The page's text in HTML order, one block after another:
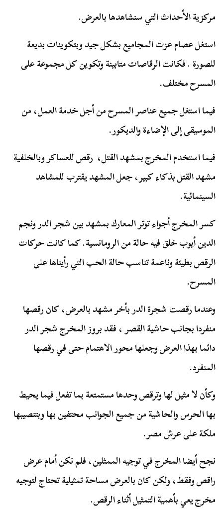
مركزية الأحداث التي سنشاهدها بالعرض.
استغل عصام عزت المجاميع بشكل جيد وبتكوينات بديعة
للصورة . فكانت الرقاصات متابينة وتكوين كل مجموعة على
المسرح مختلف.
فيما استغل جميع عناصر المسرح من أجل خدمة العمل، من
الموسيقى إلى الإضاءة والديكور.
فيما استخدم المخرج بمشهد القتل، رقص للعساكر وبالخلفية
مشهد القتل بذكاء كبير، جعل المشهد يقترب للمشاهد
السينمائية.
كسر المخرج أجواء توتر المعارك بمشهد بين شجر الدر ونجم
الدين أيوب خلق فيه حالة من الرومانسية. كما كانت حركات
الرقص بطيئة وناعمة تناسب حالة الحب التي رأيناها على
المسرح.
وعندما رقصت شجرة الدر بأخر مشهد بالعرض، كان رقصها
منفردا بجانب حاشية القصر ، فقد بروز المخرج شجر الدر
دائما بهذا العرض وجعلها محور الاهتمام حتى في رقصها
المنفرد.
وكأن لا مثيل لها وترقص وحدها مستمتعة بما تفعل فيما يحيط
بها الحرس والحاشية من جميع الجوانب محتفين بها وبتنصيبها
ملكة على عرش مصر.
نجح أيضا المخرج في توجيه الممثلين، فلم نكن أمام عرض
راقص وفقط، ولكن كان بالعرض مساحة تمثيلية تحتاج لتوجيه
مخرج يعي بأهمية التمثيل أثناء الرقص.